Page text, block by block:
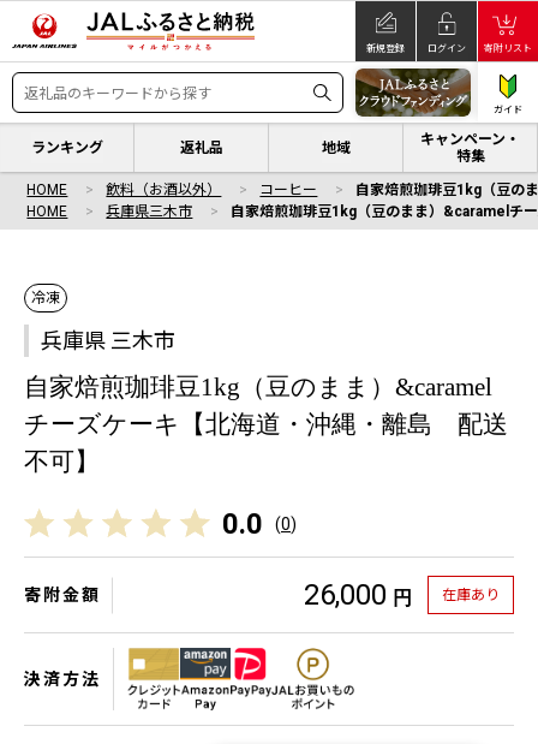
新規登録 ログイン 寄附リスト
ガイド
ランキング 返礼品 地域
キャンペーン・
特集
HOME 飲料（お酒以外） コーヒー
自家焙煎珈琲豆1kg（豆の
HOME
兵庫県三木市 自家焙煎珈琲豆1kg（豆のまま）&caramelチ
冷凍
兵庫県 三木市
自家焙煎珈琲豆1kg（豆のまま）&caramel
チーズケーキ【北海道・沖縄・離島 配送
不可】
0.0 (0)
寄附金額 26,000 円 在庫あり
決済方法